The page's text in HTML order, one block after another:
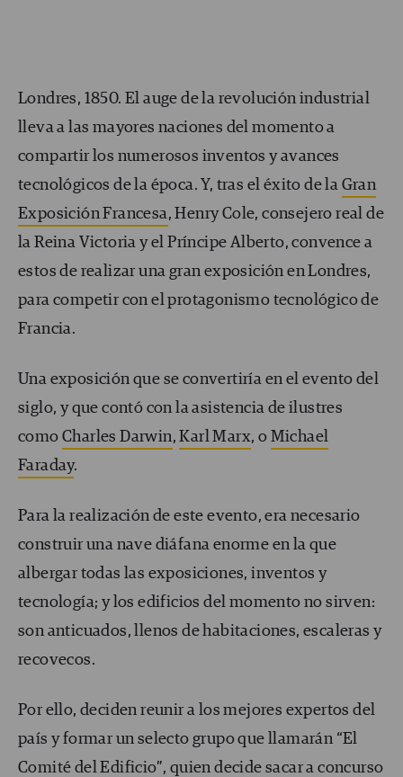
Londres, 1850. El auge de la revolución industrial
lleva a las mayores naciones del momento a
compartir los numerosos inventos y avances
tecnológicos de la época. Y, tras el éxito de la Gran
Exposición Francesa, Henry Cole, consejero real de
la Reina Victoria y el Príncipe Alberto, convence a
estos de realizar una gran exposición en Londres,
para competir con el protagonismo tecnológico de
Francia.
Una exposición que se convertiría en el evento del
siglo, y que contó con la asistencia de ilustres
como Charles Darwin,Karl Marx, o Michael
Faraday.
Para la realización de este evento, era necesario
construir una nave diáfana enorme en la que
albergar todas las exposiciones, inventos y
tecnología; y los edificios del momento no sirven:
son anticuados, llenos de habitaciones, escaleras y
recovecos.
Por ello, deciden reunir a los mejores expertos del
país y formar un selecto grupo que llamarán “El
Comité del Edificio”, quien decide sacar a concurso